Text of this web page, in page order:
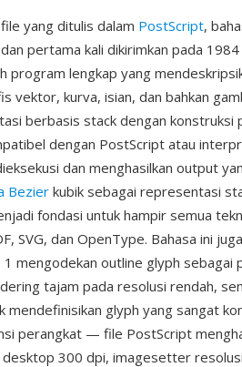
yang ditulis dalam PostScript,
pertama kali dikirimkan pada
program lengkap yang
vektor, kurva, isian, dan bahkan
berbasis stack dengan konstruksi
dengan PostScript atau
dan menghasilkan output
Bezier kubik sebagai representasi
fondasi untuk hampir semua
SVG, dan OpenType. Bahasa ini
mengodekan outline glyph sebagai
tajam pada resolusi rendah,
mendefinisikan glyph yang sangat
perangkat — file PostScript
300 dpi, imagesetter